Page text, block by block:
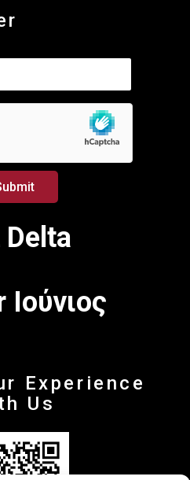
i
l
E
a
i
Delta
Experience
Us